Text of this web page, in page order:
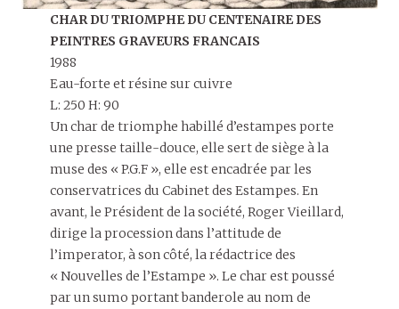
CHAR DU TRIOMPHE DU CENTENAIRE DES
PEINTRES GRAVEURS FRANCAIS
1988
Eau-forte et résine sur cuivre
L: 250 H: 90
Un char de triomphe habillé d’estampes porte
une presse taille-douce, elle sert de siège à la
muse des « P.G.F », elle est encadrée par les
conservatrices du Cabinet des Estampes. En
avant, le Président de la société, Roger Vieillard,
dirige la procession dans l’attitude de
l’imperator, à son côté, la rédactrice des
« Nouvelles de l’Estampe ». Le char est poussé
par un sumo portant banderole au nom de